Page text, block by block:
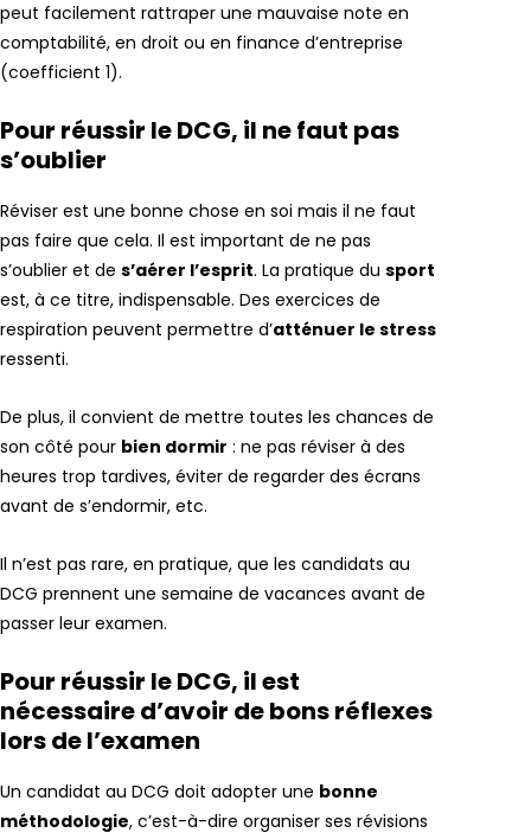
peut facilement rattraper une mauvaise note en
comptabilité, en droit ou en finance d’entreprise
(coefficient 1).
Pour réussir le DCG, il ne faut pas
s’oublier
Réviser est une bonne chose en soi mais il ne faut
pas faire que cela. Il est important de ne pas
s’oublier et de s’aérer l’esprit. La pratique du sport
est, à ce titre, indispensable. Des exercices de
respiration peuvent permettre d’atténuer le stress
ressenti.
De plus, il convient de mettre toutes les chances de
son côté pour bien dormir : ne pas réviser à des
heures trop tardives, éviter de regarder des écrans
avant de s’endormir, etc.
Il n’est pas rare, en pratique, que les candidats au
DCG prennent une semaine de vacances avant de
passer leur examen.
Pour réussir le DCG, il est
nécessaire d’avoir de bons réflexes
lors de l’examen
Un candidat au DCG doit adopter une bonne
méthodologie, c’est-à-dire organiser ses révisions